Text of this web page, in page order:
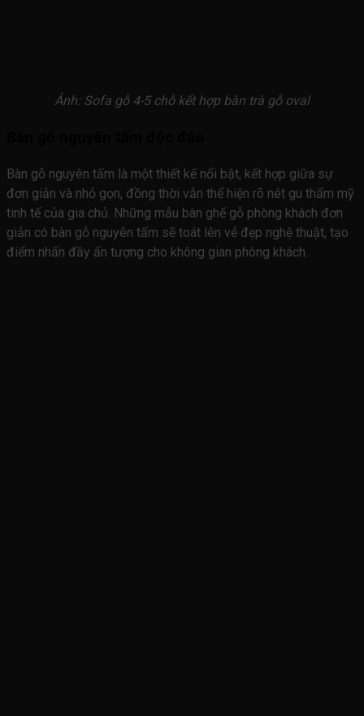
Ảnh: Sofa gỗ 4-5 chỗ kết hợp bàn trà gỗ oval
Bàn gỗ nguyên tấm là một thiết kế nổi bật, kết hợp giữa sự
đơn giản và nhỏ gọn, đồng thời vẫn thể hiện rõ nét gu thẩm mỹ
tinh tế của gia chủ. Những mẫu bàn ghế gỗ phòng khách đơn
giản có bàn gỗ nguyên tấm sẽ toát lên vẻ đẹp nghệ thuật, tạo
điểm nhấn đầy ấn tượng cho không gian phòng khách.